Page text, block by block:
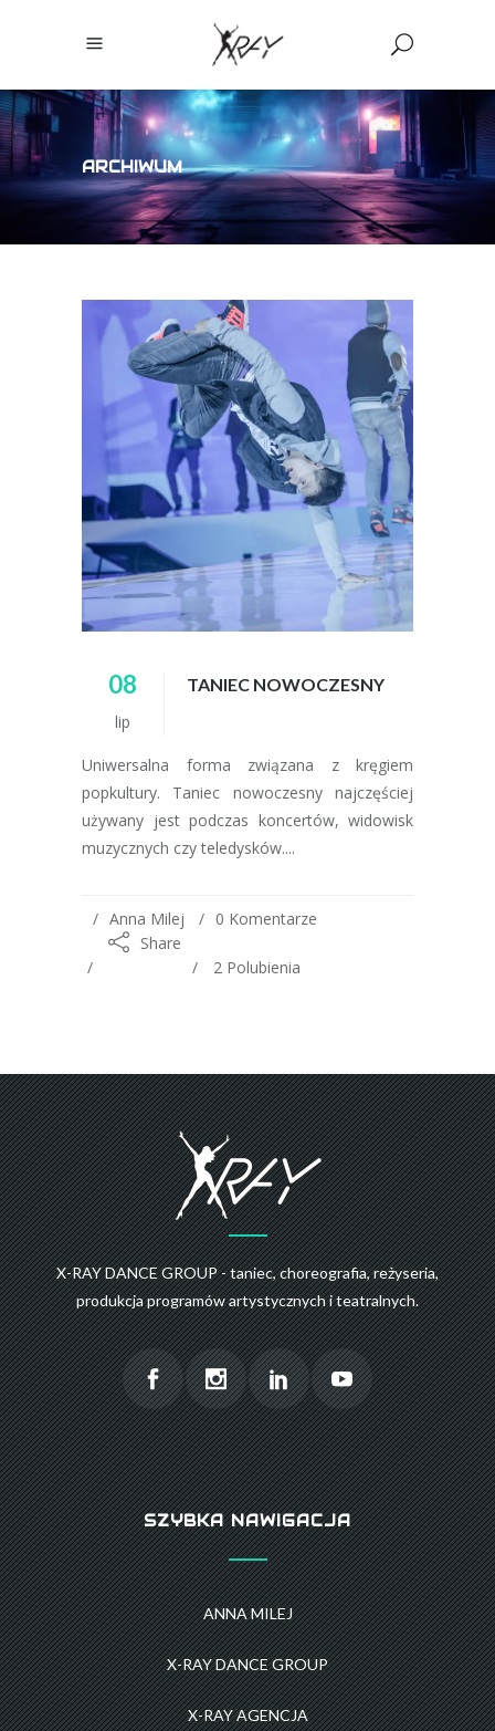
ARCHIWUM
08
lip
TANIEC NOWOCZESNY
Uniwersalna forma związana z kręgiem
popkultury. Taniec nowoczesny najczęściej
używany jest podczas koncertów, widowisk
muzycznych czy teledysków....
Anna Milej
0 Komentarze
Share
2 Polubienia
X-RAY DANCE GROUP - taniec, choreografia, reżyseria,
produkcja programów artystycznych i teatralnych.
SZYBKA NAWIGACJA
ANNA MILEJ
X-RAY DANCE GROUP
X-RAY AGENCJA